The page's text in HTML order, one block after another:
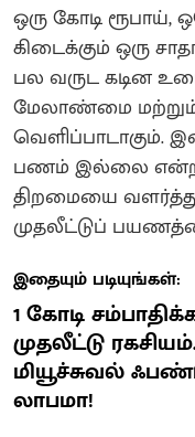
ஒரு கோடி ரூபாய்,
கிடைக்கும் ஒரு
பல வருட கடின
மேலாண்மை
வெளிப்பாடாகும்.
பணம் இல்லை
திறமையை
முதலீட்டுப்
இதையும் படியுங்கள்:
1 கோடி
முதலீட்டு
மியூச்சுவல்
லாபமா!